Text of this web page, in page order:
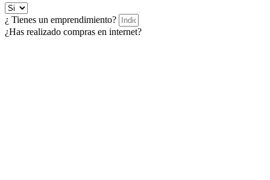
¿ Tienes un emprendimiento?
¿Has realizado compras en internet?